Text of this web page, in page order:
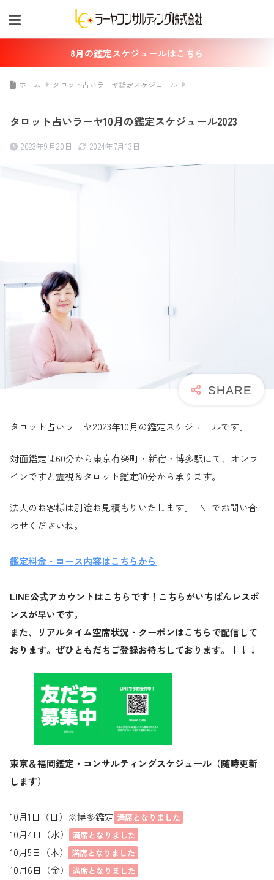
8月の鑑定スケジュールはこちら
ホーム タロット占いラーヤ鑑定スケジュール
タロット占いラーヤ10月の鑑定スケジュール2023
2023年9月20日 2024年7月13日
タロット占いラーヤ2023年10月の鑑定スケジュールです。
対面鑑定は60分から東京有楽町・新宿・博多駅にて、オンラ
インですと霊視＆タロット鑑定30分から承ります。
法人のお客様は別途お見積もりいたします。LINEでお問い合
わせくださいね。
鑑定料金・コース内容はこちらから
LINE公式アカウントはこちらです！こちらがいちばんレスポ
ンスが早いです。
また、リアルタイム空席状況・クーポンはこちらで配信して
おります。ぜひともだちご登録お待ちしております。↓↓↓
東京＆福岡鑑定・コンサルティングスケジュール（随時更新
します）
10月1日（日）※博多鑑定 満席となりました
10月4日（水） 満席となりました
10月5日（木） 満席となりました
10月6日（金） 満席となりました